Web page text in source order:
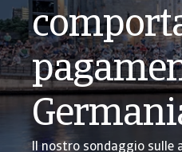
Il nostro sondaggio sulle